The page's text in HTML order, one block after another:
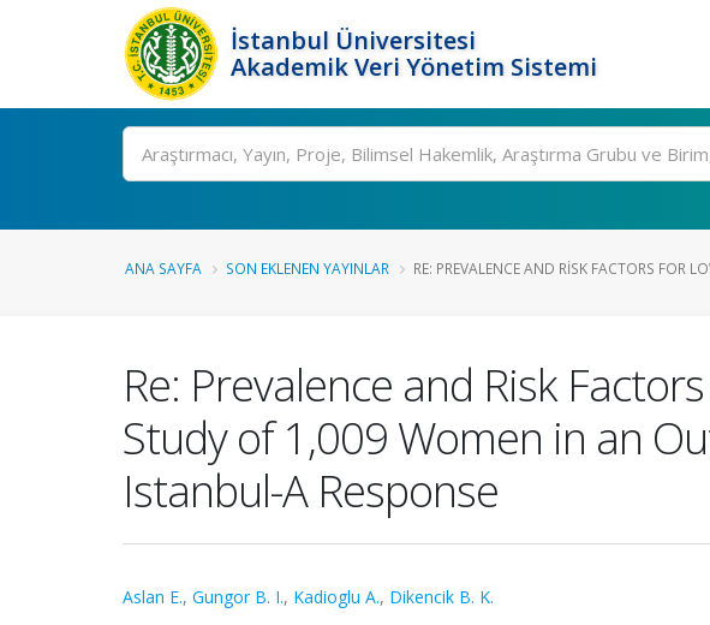
İstanbul Üniversitesi
Akademik Veri Yönetim Sistemi
Ara
ANA SAYFA SON EKLENEN YAYINLAR RE: PREVALENCE AND RISK FACTORS FOR
Re: Prevalence and Risk
Study of 1,009 Women in an
Istanbul-A Response
Aslan E., Gungor B. I., Kadioglu A., Dikencik B. K.